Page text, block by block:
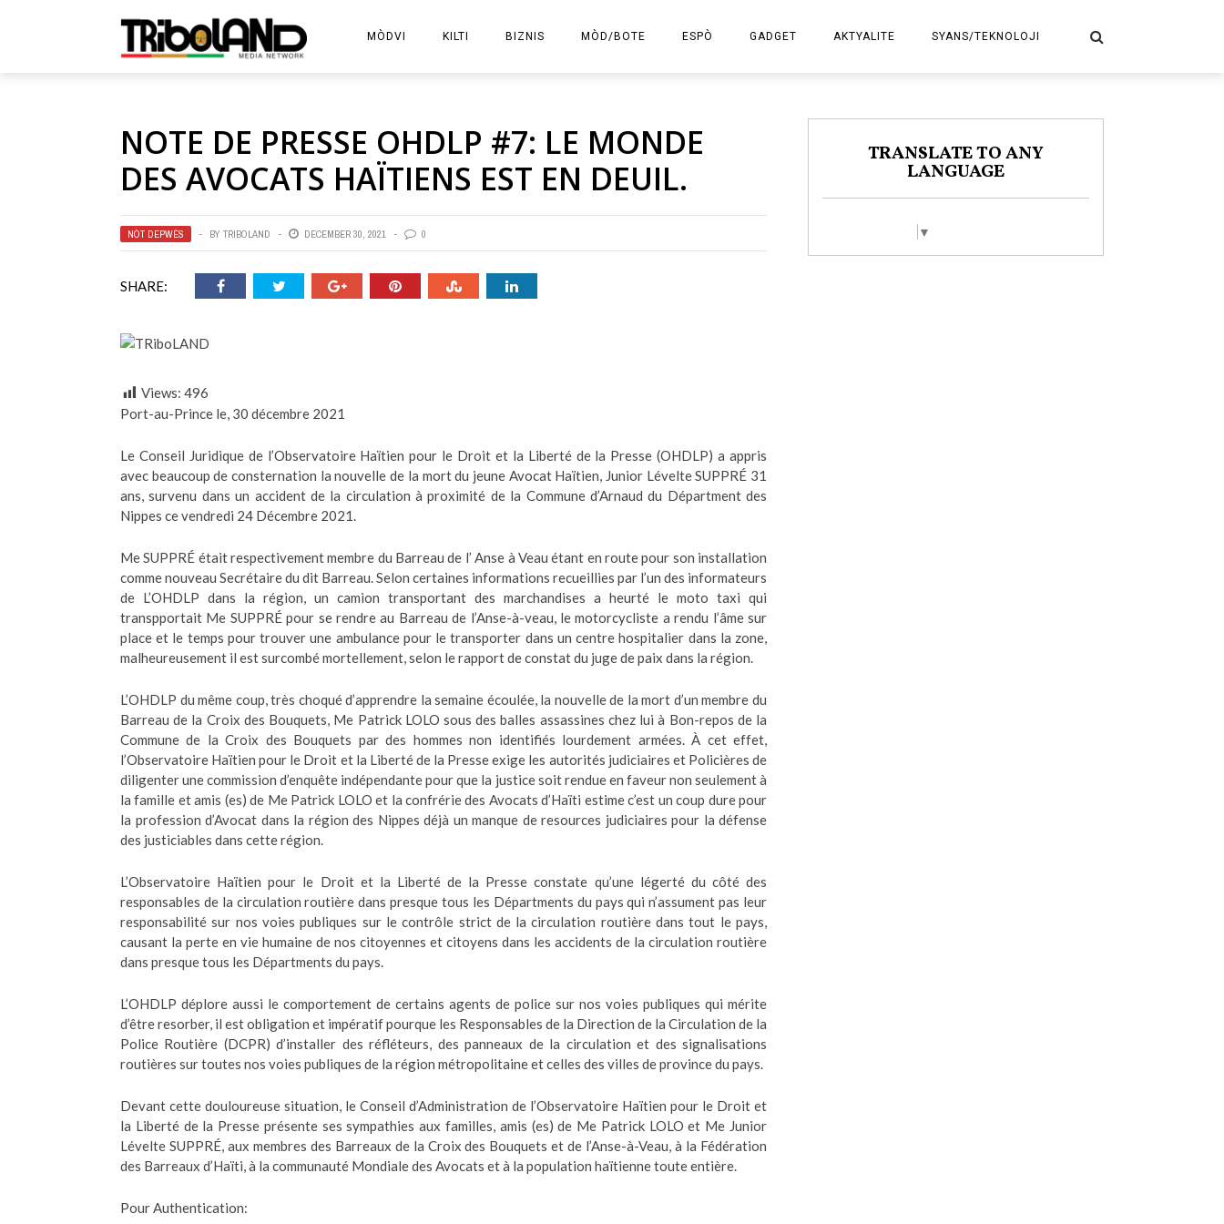
MÒDVI KILTI BIZNIS MÒD/BOTE ESPÒ GADGET AKTYALITE SYANS/TEKNOLOJI
NOTE DE PRESSE OHDLP #7: LE MONDE
DES AVOCATS HAÏTIENS EST EN DEUIL.
NÒT DEPWÈS BY TRIBOLAND DECEMBER 30, 2021 0
SHARE:
Views: 496
Port-au-Prince le, 30 décembre 2021
Le Conseil Juridique de l’Observatoire Haïtien pour le Droit et la Liberté de la Presse (OHDLP) a appris
avec beaucoup de consternation la nouvelle de la mort du jeune Avocat Haïtien, Junior Lévelte SUPPRÉ 31
ans, survenu dans un accident de la circulation à proximité de la Commune d’Arnaud du Départment des
Nippes ce vendredi 24 Décembre 2021.
Me SUPPRÉ était respectivement membre du Barreau de l’ Anse à Veau étant en route pour son installation
comme nouveau Secrétaire du dit Barreau. Selon certaines informations recueillies par l’un des informateurs
de L’OHDLP dans la région, un camion transportant des marchandises a heurté le moto taxi qui
transpportait Me SUPPRÉ pour se rendre au Barreau de l’Anse-à-veau, le motorcycliste a rendu l’âme sur
place et le temps pour trouver une ambulance pour le transporter dans un centre hospitalier dans la zone,
malheureusement il est surcombé mortellement, selon le rapport de constat du juge de paix dans la région.
L’OHDLP du même coup, très choqué d’apprendre la semaine écoulée, la nouvelle de la mort d’un membre du
Barreau de la Croix des Bouquets, Me Patrick LOLO sous des balles assassines chez lui à Bon-repos de la
Commune de la Croix des Bouquets par des hommes non identifiés lourdement armées. À cet effet,
l’Observatoire Haïtien pour le Droit et la Liberté de la Presse exige les autorités judiciaires et Policières de
diligenter une commission d’enquête indépendante pour que la justice soit rendue en faveur non seulement à
la famille et amis (es) de Me Patrick LOLO et la confrérie des Avocats d’Haïti estime c’est un coup dure pour
la profession d’Avocat dans la région des Nippes déjà un manque de resources judiciaires pour la défense
des justiciables dans cette région.
L’Observatoire Haïtien pour le Droit et la Liberté de la Presse constate qu’une légerté du côté des
responsables de la circulation routière dans presque tous les Départments du pays qui n’assument pas leur
responsabilité sur nos voies publiques sur le contrôle strict de la circulation routière dans tout le pays,
causant la perte en vie humaine de nos citoyennes et citoyens dans les accidents de la circulation routière
dans presque tous les Départments du pays.
L’OHDLP déplore aussi le comportement de certains agents de police sur nos voies publiques qui mérite
d’être resorber, il est obligation et impératif pourque les Responsables de la Direction de la Circulation de la
Police Routière (DCPR) d’installer des réfléteurs, des panneaux de la circulation et des signalisations
routières sur toutes nos voies publiques de la région métropolitaine et celles des villes de province du pays.
Devant cette douloureuse situation, le Conseil d’Administration de l’Observatoire Haïtien pour le Droit et
la Liberté de la Presse présente ses sympathies aux familles, amis (es) de Me Patrick LOLO et Me Junior
Lévelte SUPPRÉ, aux membres des Barreaux de la Croix des Bouquets et de l’Anse-à-Veau, à la Fédération
des Barreaux d’Haïti, à la communauté Mondiale des Avocats et à la population haïtienne toute entière.
Pour Authentication:
TRANSLATE TO ANY
LANGUAGE
▼